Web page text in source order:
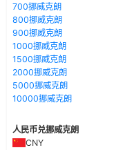
700挪威克朗
800挪威克朗
900挪威克朗
1000挪威克朗
1500挪威克朗
2000挪威克朗
5000挪威克朗
10000挪威克朗
人民币兑挪威克朗
CNY